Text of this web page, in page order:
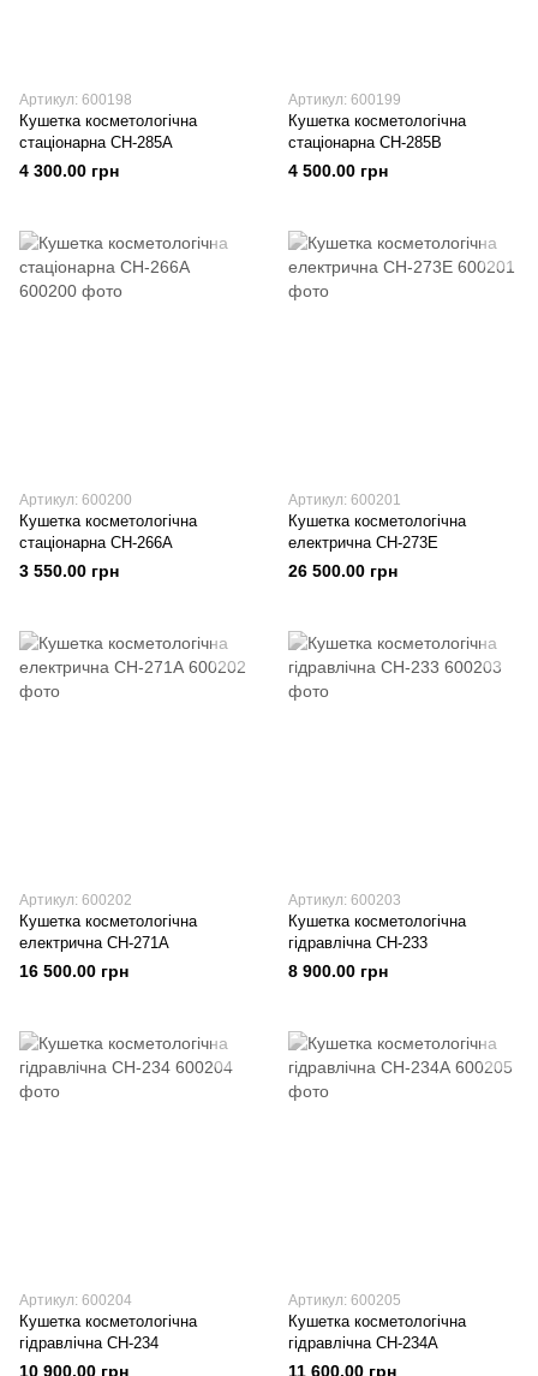
Артикул: 600198
Кушетка косметологічна
стаціонарна СН-285А
4 300.00 грн
Артикул: 600199
Кушетка косметологічна
стаціонарна СН-285В
4 500.00 грн
Артикул: 600200
Кушетка косметологічна
стаціонарна СН-266А
3 550.00 грн
Артикул: 600201
Кушетка косметологічна
електрична СН-273Е
26 500.00 грн
Артикул: 600202
Кушетка косметологічна
електрична СН-271А
16 500.00 грн
Артикул: 600203
Кушетка косметологічна
гідравлічна СН-233
8 900.00 грн
Артикул: 600204
Кушетка косметологічна
гідравлічна СН-234
10 900.00 грн
Артикул: 600205
Кушетка косметологічна
гідравлічна СН-234А
11 600.00 грн